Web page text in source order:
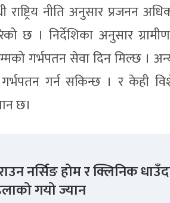
नीति अनुसार प्रजनन
छ । निर्देशिका अनुसार
गर्भपतन सेवा दिन मिल्छ ।
गर्न सकिन्छ । र केही
छ।
नर्सिङ होम र क्लिनिक
गयो ज्यान